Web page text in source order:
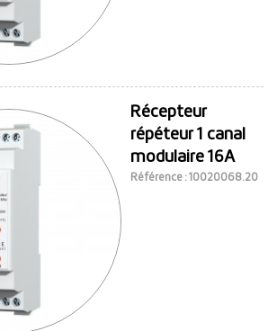
Récepteur
répéteur 1 canal
modulaire 16A
Référence : 10020068.20